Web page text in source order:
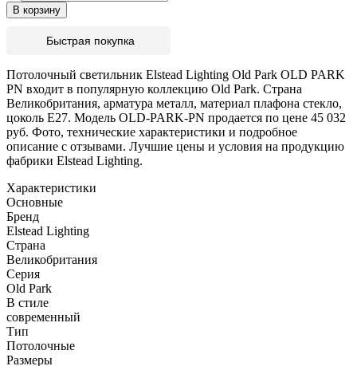
В корзину
Быстрая покупка
Потолочный светильник Elstead Lighting Old Park OLD PARK
PN входит в популярную коллекцию Old Park. Страна
Великобритания, арматура металл, материал плафона стекло,
цоколь E27. Модель OLD-PARK-PN продается по цене 45 032
руб. Фото, технические характеристики и подробное
описание с отзывами. Лучшие цены и условия на продукцию
фабрики Elstead Lighting.
Характеристики
Основные
Бренд
Elstead Lighting
Страна
Великобритания
Серия
Old Park
В стиле
современный
Тип
Потолочные
Размеры